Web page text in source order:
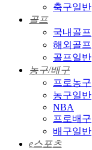
축구일반
골프
국내골프
해외골프
골프일반
농구/배구
프로농구
농구일반
NBA
프로배구
배구일반
e스포츠